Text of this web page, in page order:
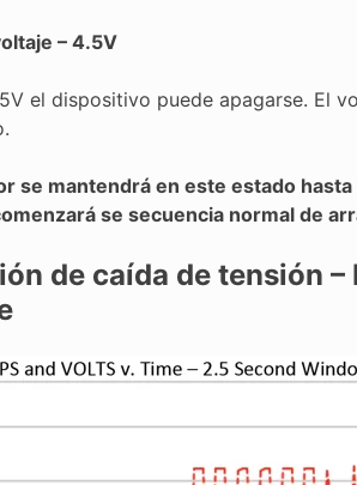
– 4.5V
el dispositivo puede apagarse. El
se mantendrá en este estado
se secuencia normal de
de caída de tensión